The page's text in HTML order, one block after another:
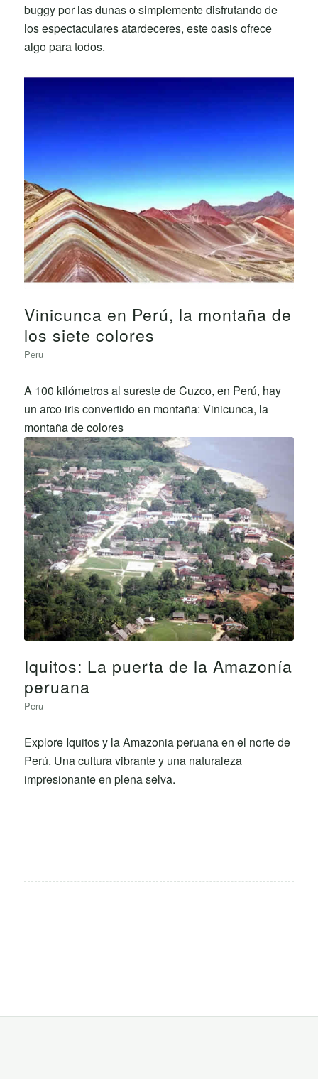
buggy por las dunas o simplemente disfrutando de
los espectaculares atardeceres, este oasis ofrece
algo para todos.
Vinicunca en Perú, la montaña de
los siete colores
Peru
A 100 kilómetros al sureste de Cuzco, en Perú, hay
un arco iris convertido en montaña: Vinicunca, la
montaña de colores
Iquitos: La puerta de la Amazonía
peruana
Peru
Explore Iquitos y la Amazonia peruana en el norte de
Perú. Una cultura vibrante y una naturaleza
impresionante en plena selva.